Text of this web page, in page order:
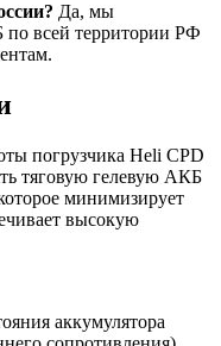
Да, мы
по всей территории РФ
погрузчика Heli CPD
тяговую гелевую АКБ
минимизирует
высокую
аккумулятора